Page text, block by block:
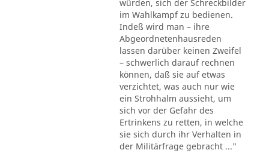
würden, sich der Schreckbilder
im Wahlkampf zu bedienen.
Indeß wird man – ihre
Abgeordnetenhausreden
lassen darüber keinen Zweifel
– schwerlich darauf rechnen
können, daß sie auf etwas
verzichtet, was auch nur wie
ein Strohhalm aussieht, um
sich vor der Gefahr des
Ertrinkens zu retten, in welche
sie sich durch ihr Verhalten in
der Militärfrage gebracht ..."